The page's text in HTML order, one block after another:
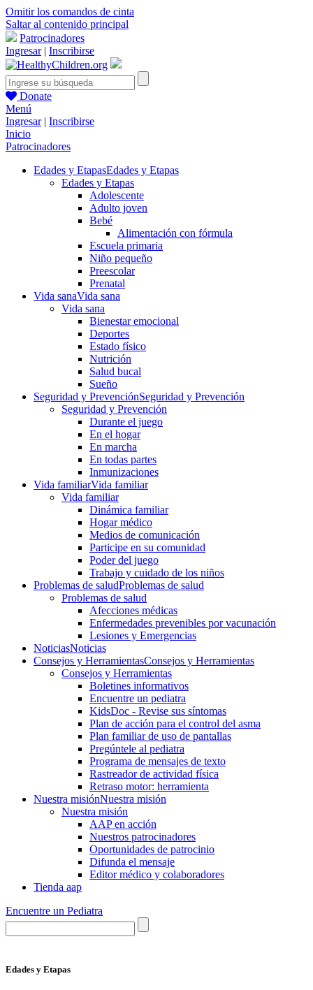
Omitir los comandos de cinta
Saltar al contenido principal
Patrocinadores
Ingresar| Inscribirse
Donate
Menú
Ingresar| Inscribirse
Inicio
Patrocinadores
Edades y EtapasEdades y Etapas
Edades y Etapas
Adolescente
Adulto joven
Bebé
Alimentación con fórmula
Escuela primaria
Niño pequeño
Preescolar
Prenatal
Vida sanaVida sana
Vida sana
Bienestar emocional
Deportes
Estado físico
Nutrición
Salud bucal
Sueño
Seguridad y PrevenciónSeguridad y Prevención
Seguridad y Prevención
Durante el juego
En el hogar
En marcha
En todas partes
Inmunizaciones
Vida familiarVida familiar
Vida familiar
Dinámica familiar
Hogar médico
Medios de comunicación
Participe en su comunidad
Poder del juego
Trabajo y cuidado de los niños
Problemas de saludProblemas de salud
Problemas de salud
Afecciones médicas
Enfermedades prevenibles por vacunación
Lesiones y Emergencias
NoticiasNoticias
Consejos y HerramientasConsejos y Herramientas
Consejos y Herramientas
Boletines informativos
Encuentre un pediatra
KidsDoc - Revise sus síntomas
Plan de acción para el control del asma
Plan familiar de uso de pantallas
Pregúntele al pediatra
Programa de mensajes de texto
Rastre​​ador de activida​d física
Retraso motor: herramienta
Nuestra misiónNuestra misión
Nuestra misión
AAP en acción
Nuestros patrocinadores
Oportunidades de patrocinio
Difunda el mensaje
Editor médico y colaboradores
Tienda aap
Encuentre un Pediatra
Edades y Etapas